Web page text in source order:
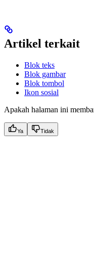
Artikel terkait
Blok teks
Blok gambar
Blok tombol
Ikon sosial
Apakah halaman ini
Ya Tidak